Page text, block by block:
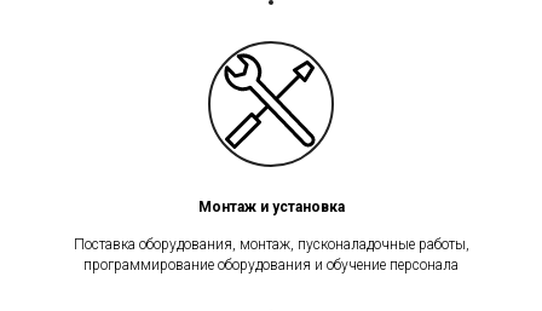
Монтаж и установка
Поставка оборудования, монтаж, пусконаладочные работы,
программирование оборудования и обучение персонала